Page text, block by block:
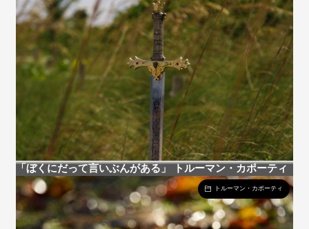
「ぼくにだって言いぶんがある」 トルーマン・カポーティ
トルーマン・カポーティ